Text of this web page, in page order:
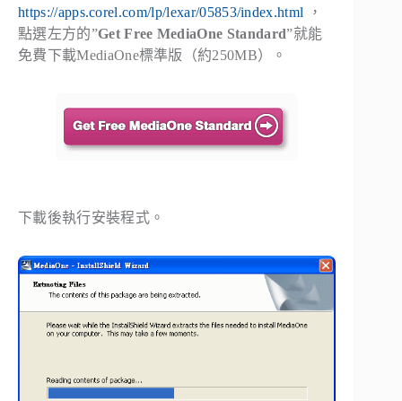
https://apps.corel.com/lp/lexar/05853/index.html ，
點選左方的”Get Free MediaOne Standard”就能
免費下載MediaOne標準版（約250MB）。
下載後執行安裝程式。